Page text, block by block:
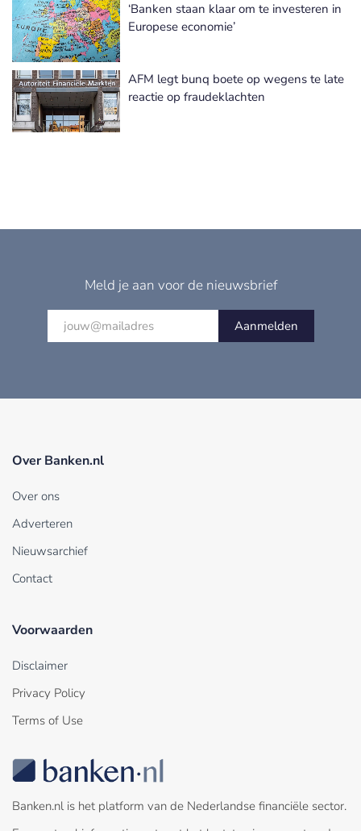
‘Banken staan klaar om te investeren in
Europese economie’
AFM legt bunq boete op wegens te late
reactie op fraudeklachten
Meld je aan voor de nieuwsbrief
Aanmelden
Over Banken.nl
Over ons
Adverteren
Nieuwsarchief
Contact
Voorwaarden
Disclaimer
Privacy Policy
Terms of Use
Banken.nl is het platform van de Nederlandse financiële sector.